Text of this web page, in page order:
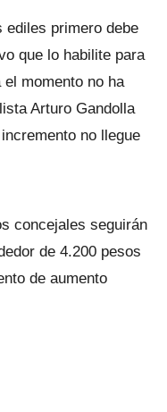
ediles primero debe
que lo habilite para
momento no ha
Arturo Gandolla
no llegue
concejales seguirán
de 4.200 pesos
de aumento